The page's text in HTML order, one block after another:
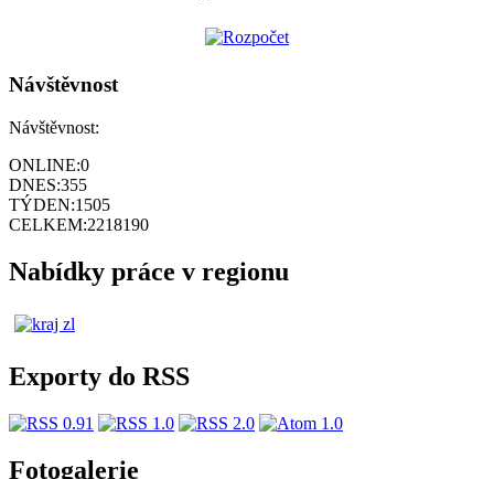
Návštěvnost
Návštěvnost:
ONLINE:0
DNES:355
TÝDEN:1505
CELKEM:2218190
Nabídky práce v regionu
Exporty do RSS
Fotogalerie